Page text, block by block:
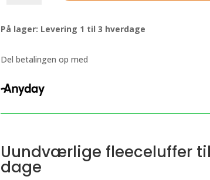
antal
På lager: Levering 1 til 3 hverdage
Del betalingen op med
Uundværlige fleeceluffer
dage